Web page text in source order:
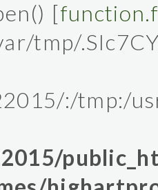
[
tmp/
:/tmp:/